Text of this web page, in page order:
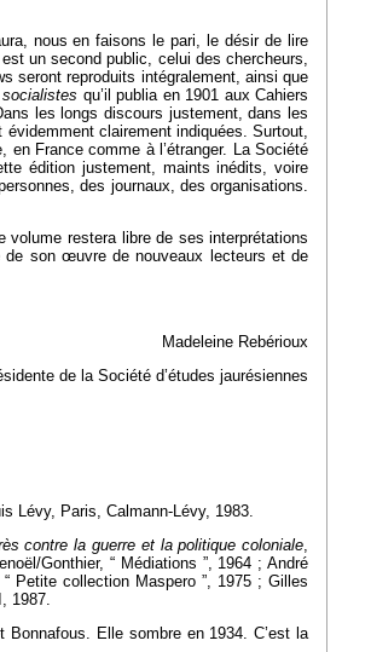
nous en faisons le pari, le désir de lire
un second public, celui des chercheurs,
seront reproduits intégralement, ainsi que
qu’il publia en 1901 aux Cahiers
les longs discours justement, dans les
clairement indiquées. Surtout,
France comme à l’étranger. La Société
édition justement, maints inédits, voire
des journaux, des organisations.
volume restera libre de ses interprétations
de son œuvre de nouveaux lecteurs et de
Madeleine Rebérioux
de la Société d’études jaurésiennes
Lévy, Paris, Calmann-Lévy, 1983.
contre la guerre et la politique coloniale,
Gonthier, “ Médiations ”, 1964 ; André
Petite collection Maspero ”, 1975 ; Gilles
1987.
Elle sombre en 1934. C’est la